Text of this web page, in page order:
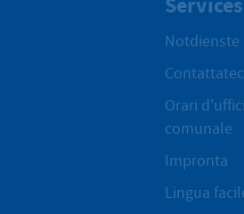
Notdienste
Orari
comunale
Impronta
Lingua